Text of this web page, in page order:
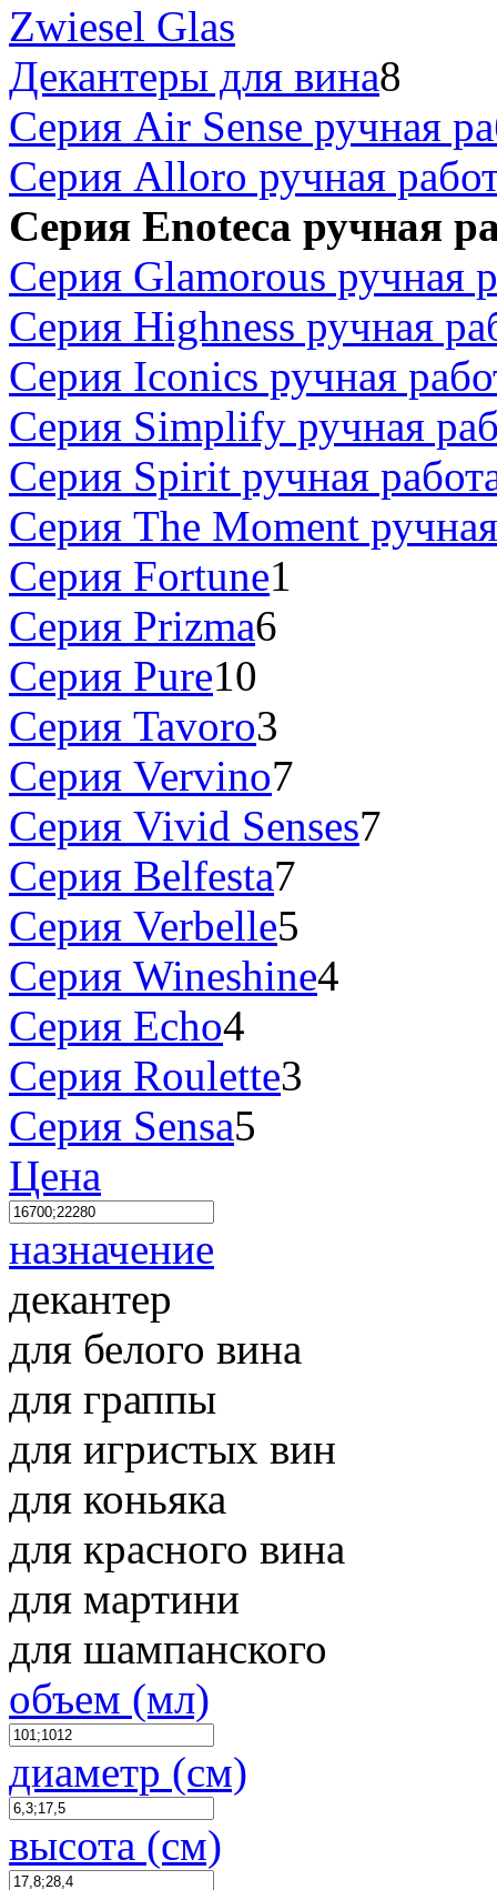
Zwiesel Glas
Декантеры для вина8
Серия Air Sense ручная
Серия Alloro ручная
Серия Enoteca ручная
Серия Glamorous ручная
Серия Highness ручная
Серия Iconics ручная
Серия Simplify ручная
Серия Spirit ручная
Серия The Moment
Серия Fortune1
Серия Prizma6
Серия Pure10
Серия Tavoro3
Серия Vervino7
Серия Vivid Senses7
Серия Belfesta7
Серия Verbelle5
Серия Wineshine4
Серия Echo4
Серия Roulette3
Серия Sensa5
Цена
назначение
декантер
для белого вина
для граппы
для игристых вин
для коньяка
для красного вина
для мартини
для шампанского
объем (мл)
диаметр (см)
высота (см)